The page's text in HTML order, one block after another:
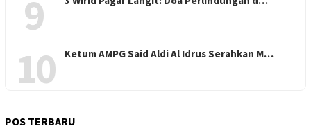
9
10 Ketum AMPG Said Aldi Al Idrus Serahkan M…
POS TERBARU